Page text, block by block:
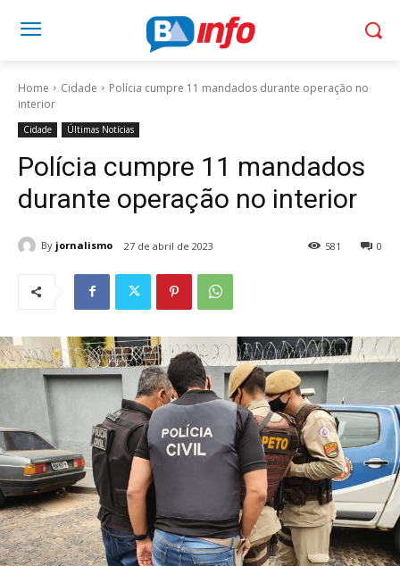
Home Cidade
Polícia cumpre 11 mandados durante operação no
interior
Cidade Últimas Notícias
Polícia cumpre 11 mandados
durante operação no interior
By jornalismo 27 de abril de 2023 0
581